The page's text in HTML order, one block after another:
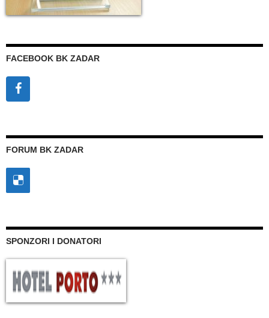
FACEBOOK BK ZADAR
FORUM BK ZADAR
SPONZORI I DONATORI